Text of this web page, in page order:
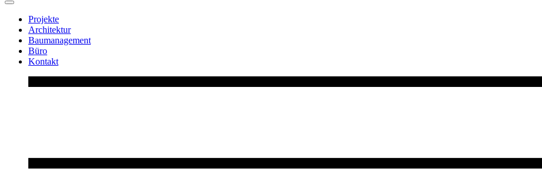
Projekte
Architektur
Baumanagement
Büro
Kontakt